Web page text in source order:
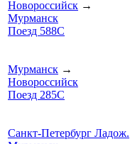
Новороссийск →
Мурманск
Поезд 588С
Мурманск →
Новороссийск
Поезд 285С
Санкт-Петербург Ладож.